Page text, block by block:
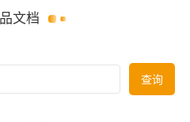
文档
查询